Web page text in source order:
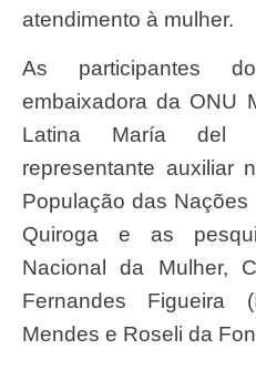
atendimento à mulher.
As participantes do painel serão a
embaixadora da ONU
Latina María del
representante auxiliar
População das
Quiroga e as
Nacional da Mulher,
Fernandes Figueira
Mendes e Roseli da